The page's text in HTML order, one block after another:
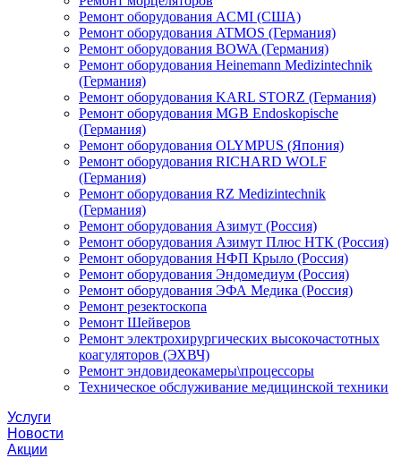
Ремонт оборудования ACMI (США)
Ремонт оборудования ATMOS (Германия)
Ремонт оборудования BOWA (Германия)
Ремонт оборудования Heinemann Medizintechnik
(Германия)
Ремонт оборудования KARL STORZ (Германия)
Ремонт оборудования MGB Endoskopische
(Германия)
Ремонт оборудования OLYMPUS (Япония)
Ремонт оборудования RICHARD WOLF
(Германия)
Ремонт оборудования RZ Medizintechnik
(Германия)
Ремонт оборудования Азимут (Россия)
Ремонт оборудования Азимут Плюс НТК (Россия)
Ремонт оборудования НФП Крыло (Россия)
Ремонт оборудования Эндомедиум (Россия)
Ремонт оборудования ЭФА Медика (Россия)
Ремонт резектоскопа
Ремонт Шейверов
Ремонт электрохирургических высокочастотных
коагуляторов (ЭХВЧ)
Ремонт эндовидеокамеры\процессоры
Техническое обслуживание медицинской техники
Услуги
Новости
Акции